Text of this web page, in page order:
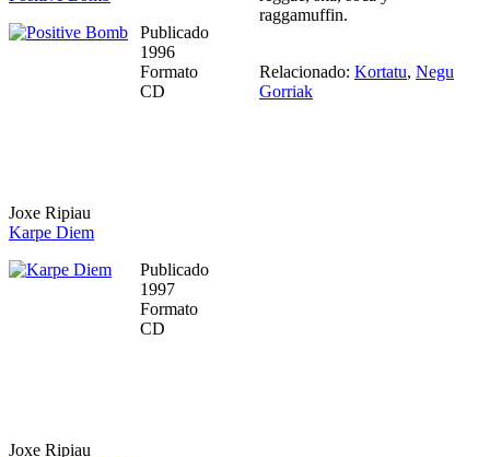
Publicado
1996
Formato
CD
Joxe Ripiau
Karpe Diem
Publicado
1997
Formato
CD
Joxe Ripiau
raggamuffin.
Relacionado: Kortatu, Negu
Gorriak